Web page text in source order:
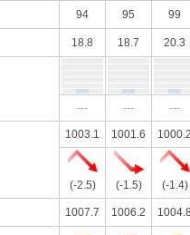
94 95 99
18.8 18.7 20.3
--- --- ---
1003.1 1001.6
(-2.5) (-1.5) (-1.4)
1007.7 1006.2